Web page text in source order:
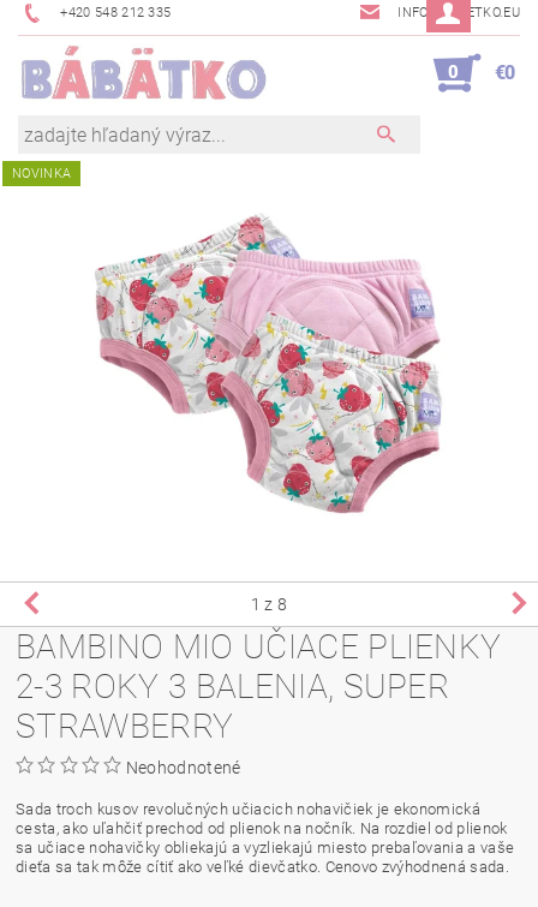
+420 548 212 335 INFO@BABETKO.EU
0 €0
NOVINKA
1 z 8
BAMBINO MIO UČIACE PLIENKY
2-3 ROKY 3 BALENIA, SUPER
STRAWBERRY
Neohodnotené
Sada troch kusov revolučných učiacich nohavičiek je ekonomická
cesta, ako uľahčiť prechod od plienok na nočník. Na rozdiel od plienok
sa učiace nohavičky obliekajú a vyzliekajú miesto prebaľovania a vaše
dieťa sa tak môže cítiť ako veľké dievčatko. Cenovo zvýhodnená sada.